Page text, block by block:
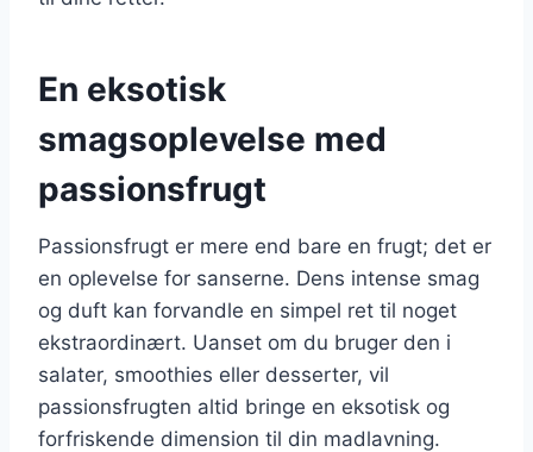
En eksotisk
smagsoplevelse med
passionsfrugt
Passionsfrugt er mere end bare en frugt; det er
en oplevelse for sanserne. Dens intense smag
og duft kan forvandle en simpel ret til noget
ekstraordinært. Uanset om du bruger den i
salater, smoothies eller desserter, vil
passionsfrugten altid bringe en eksotisk og
forfriskende dimension til din madlavning.